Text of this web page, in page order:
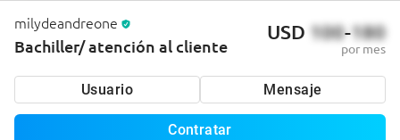
milydeandreone
Bachiller/ atención al cliente
USD 100-180
por mes
Usuario Mensaje
Contratar